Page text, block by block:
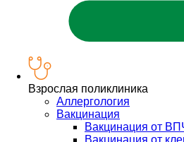
Взрослая поликлиника
Аллергология
Вакцинация
Вакцинация от